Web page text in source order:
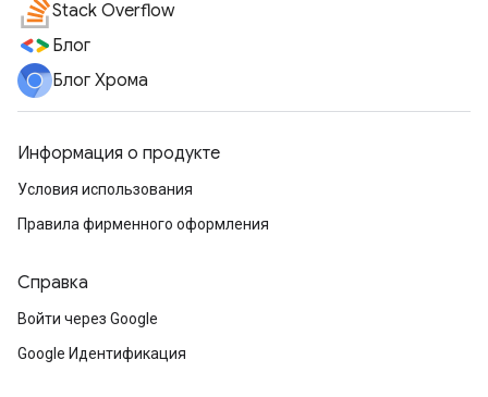
Stack Overflow
Блог
Блог Хрома
Информация о продукте
Условия использования
Правила фирменного оформления
Справка
Войти через Google
Google Идентификация